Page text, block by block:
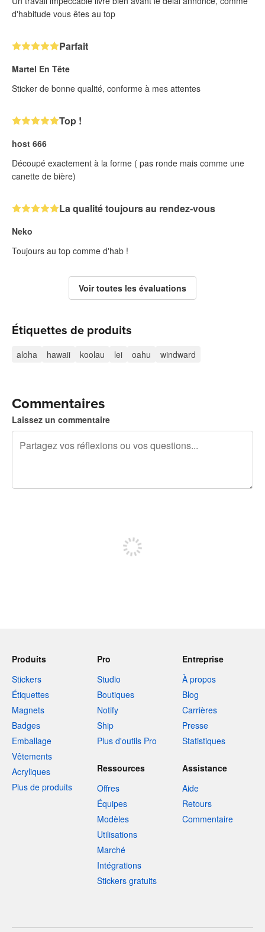
d'habitude vous êtes au top
Parfait
Martel En Tête
Sticker de bonne qualité, conforme à mes attentes
Top !
host 666
Découpé exactement à la forme ( pas ronde mais comme une
canette de bière)
La qualité toujours au rendez-vous
Neko
Toujours au top comme d'hab !
Voir toutes les évaluations
Étiquettes de produits
aloha hawaii koolau lei oahu windward
Commentaires
Laissez un commentaire
Produits
Stickers
Étiquettes
Magnets
Badges
Emballage
Vêtements
Acryliques
Plus de produits
Pro
Studio
Boutiques
Notify
Ship
Plus d'outils Pro
Entreprise
À propos
Blog
Carrières
Presse
Statistiques
Ressources
Offres
Équipes
Modèles
Utilisations
Marché
Intégrations
Stickers gratuits
Assistance
Aide
Retours
Commentaire